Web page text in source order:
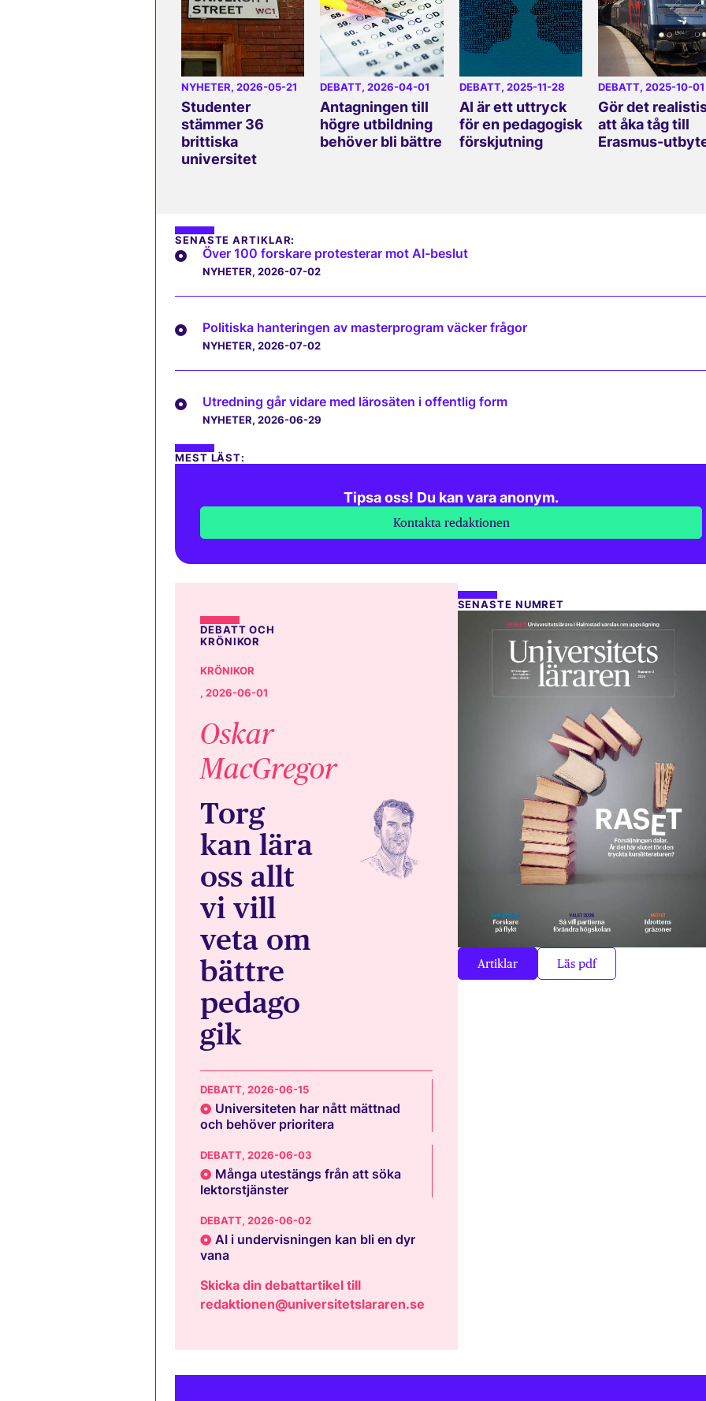
NYHETER, 2026-05-21
Studenter
stämmer 36
brittiska
universitet
DEBATT, 2026-04-01
Antagningen till
högre utbildning
behöver bli bättre
DEBATT, 2025-11-28
AI är ett uttryck
för en pedagogisk
förskjutning
DEBATT, 2025-10-01
Gör det
att åka tåg till
Erasmus-
SENASTE ARTIKLAR:
Över 100 forskare protesterar mot AI-beslut
NYHETER, 2026-07-02
Politiska hanteringen av masterprogram väcker frågor
NYHETER, 2026-07-02
Utredning går vidare med lärosäten i offentlig form
NYHETER, 2026-06-29
MEST LÄST:
Tipsa oss! Du kan vara anonym.
Kontakta redaktionen
DEBATT OCH
KRÖNIKOR
KRÖNIKOR
, 2026-06-01
Oskar
MacGregor
Torg
kan lära
oss allt
vi vill
veta om
bättre
pedago
gik
DEBATT, 2026-06-15
Universiteten har nått mättnad
och behöver prioritera
DEBATT, 2026-06-03
Många utestängs från att söka
lektorstjänster
DEBATT, 2026-06-02
AI i undervisningen kan bli en dyr
vana
Skicka din debattartikel till
redaktionen@universitetslararen.se
SENASTE NUMRET
Artiklar Läs pdf